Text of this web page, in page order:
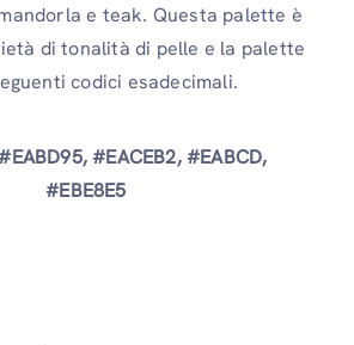
e teak. Questa palette è
di tonalità di pelle e la palette
codici esadecimali.
#EACEB2, #EABCD,
#EBE8E5